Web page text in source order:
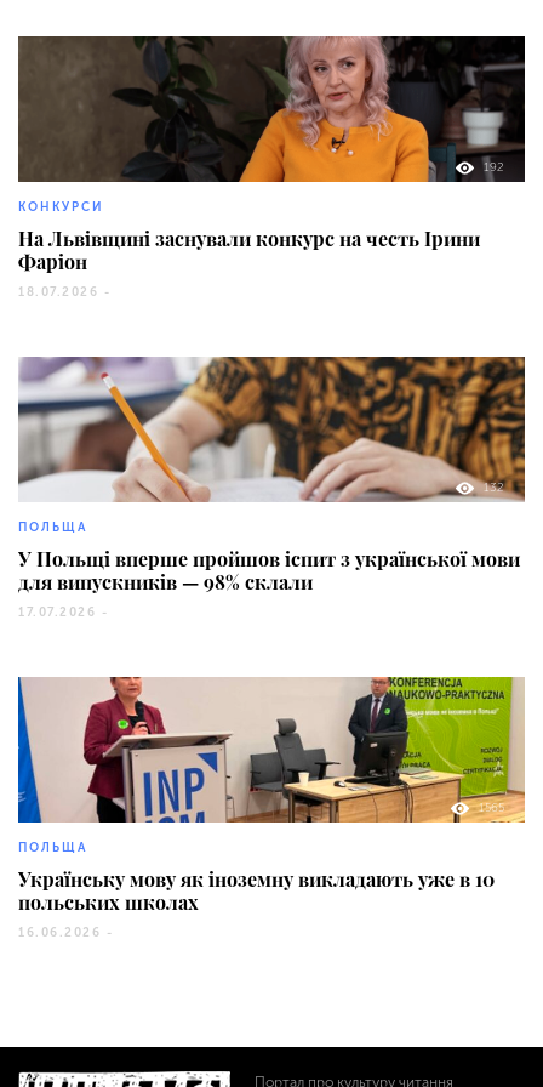
192
КОНКУРСИ
На Львівщині заснували конкурс на честь Ірини
Фаріон
18.07.2026 -
132
ПОЛЬЩА
У Польщі вперше пройшов іспит з української мови
для випускників — 98% склали
17.07.2026 -
1565
ПОЛЬЩА
Українську мову як іноземну викладають уже в 10
польських школах
16.06.2026 -
Портал про культуру читання